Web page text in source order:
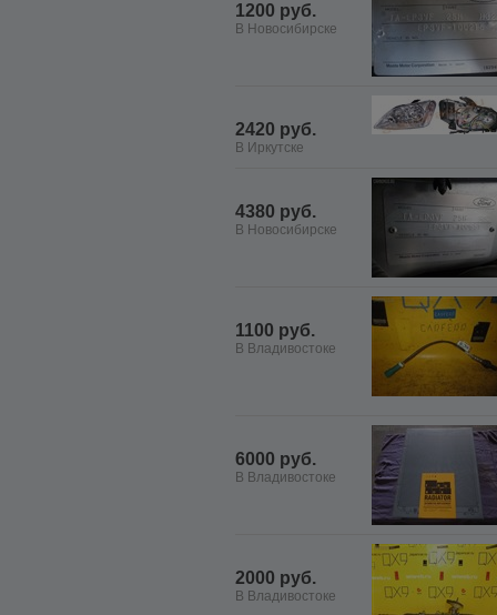
1200 руб.
В Новосибирске
2420 руб.
В Иркутске
4380 руб.
В Новосибирске
1100 руб.
В Владивостоке
6000 руб.
В Владивостоке
2000 руб.
В Владивостоке